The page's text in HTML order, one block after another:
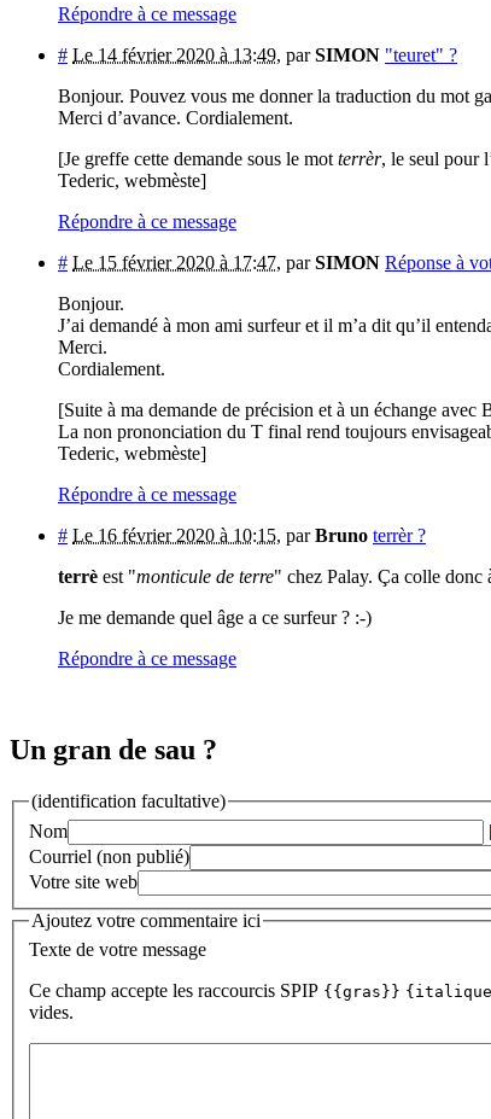
Répondre à ce message
# Le 14 février 2020 à 13:49, parSIMON "teuret" ?
Bonjour. Pouvez vous me donner la traduction du mot
Merci d’avance. Cordialement.
[Je greffe cette demande sous le mot terrèr, le seul pour
Tederic, webmèste]
Répondre à ce message
# Le 15 février 2020 à 17:47, parSIMON Réponse à
Bonjour.
J’ai demandé à mon ami surfeur et il m’a dit qu’il
Merci.
Cordialement.
[Suite à ma demande de précision et à un échange avec
La non prononciation du T final rend toujours
Tederic, webmèste]
Répondre à ce message
# Le 16 février 2020 à 10:15, parBruno terrèr ?
terrè est "monticule de terre" chez Palay. Ça colle donc
Je me demande quel âge a ce surfeur ? :-)
Répondre à ce message
Un gran de sau ?
(identification facultative)
Nom
Courriel (non publié)
Votre site web
Ajoutez votre commentaire ici
Texte de votre message
Ce champ accepte les raccourcis SPIP {{gras}}
vides.